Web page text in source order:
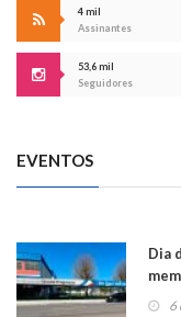
4 mil
Assinantes
53,6 mil
Seguidores
EVENTOS
Dia
6